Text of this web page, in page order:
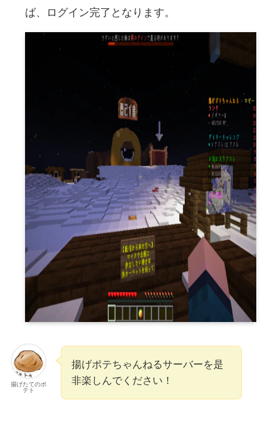
ば、ログイン完了となります。
揚げたてのポ
テト
揚げポテちゃんねるサーバーを是
非楽しんでください！